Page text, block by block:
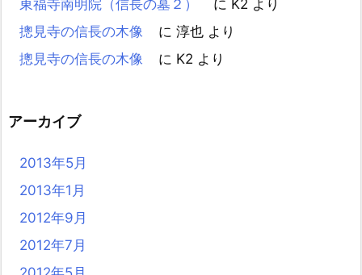
東福寺南明院（信長の墓２）
に K2 より
摠見寺の信長の木像
に 淳也 より
摠見寺の信長の木像
に K2 より
アーカイブ
2013年5月
2013年1月
2012年9月
2012年7月